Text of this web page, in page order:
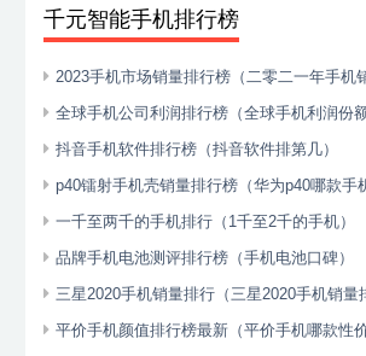
千元智能手机排行榜
2023手机市场销量排行榜（二零二一年手机
全球手机公司利润排行榜（全球手机利润份额
抖音手机软件排行榜（抖音软件排第几）
p40镭射手机壳销量排行榜（华为p40哪款手
一千至两千的手机排行（1千至2千的手机）
品牌手机电池测评排行榜（手机电池口碑）
三星2020手机销量排行（三星2020手机销量
平价手机颜值排行榜最新（平价手机哪款性